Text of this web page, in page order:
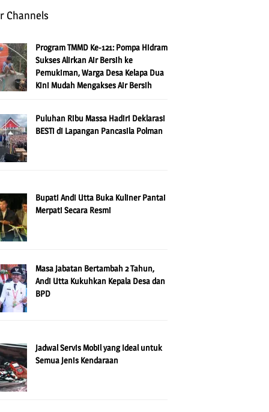
Channels
Program TMMD Ke-121: Pompa Hidram
Sukses Alirkan Air Bersih ke
Pemukiman, Warga Desa Kelapa Dua
Kini Mudah Mengakses Air Bersih
Puluhan Ribu Massa Hadiri Deklarasi
BESTi di Lapangan Pancasila Polman
Bupati Andi Utta Buka Kuliner Pantai
Merpati Secara Resmi
Masa Jabatan Bertambah 2 Tahun,
Andi Utta Kukuhkan Kepala Desa dan
BPD
Jadwal Servis Mobil yang Ideal untuk
Semua Jenis Kendaraan